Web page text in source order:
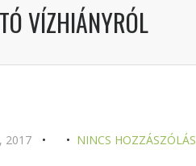
VÍZHIÁNYRÓL
2017 NINCS HOZZÁSZÓLÁS